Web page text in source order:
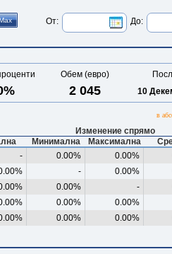
От: До:
Обем (евро)
2 045 10
в
Изменение спрямо
Минимална Максимална
- 0.00% 0.00%
- 0.00%
0.00% -
0.00% 0.00%
0.00% 0.00%